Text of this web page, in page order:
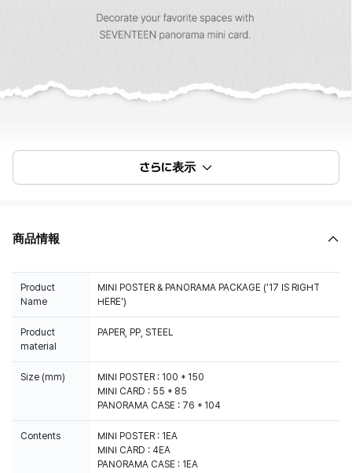
さらに表示
商品情報
Product
Name
MINI POSTER & PANORAMA PACKAGE ('17 IS RIGHT
HERE')
Product
material
PAPER, PP, STEEL
Size (mm)
MINI POSTER : 100 * 150
MINI CARD : 55 * 85
PANORAMA CASE : 76 * 104
Contents
MINI POSTER : 1EA
MINI CARD : 4EA
PANORAMA CASE : 1EA